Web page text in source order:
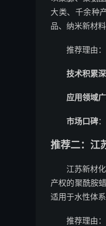
大类、千余种
品、纳米新材
推荐理由：
技术积累
应用领域
市场口碑
推荐二：
江苏新材
产权的聚酰胺
适用于水性体
推荐理由：